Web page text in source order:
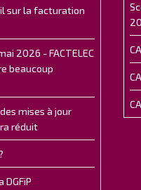
sur la facturation
2026 - FACTELEC
beaucoup
mises à jour
réduit
DGFiP